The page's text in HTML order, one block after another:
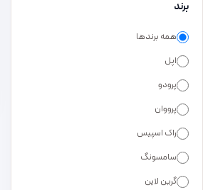
برند
همه برندها
اپل
پرودو
پرووان
راک اسپیس
سامسونگ
گرین لاین